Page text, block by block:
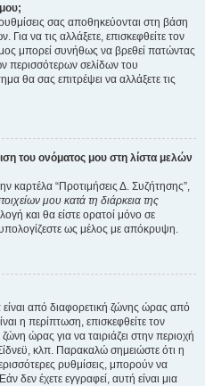
σας αποθηκεύονται στη βάση
να τις αλλάξετε, επισκεφθείτε τον
μπορεί συνήθως να βρεθεί πατώντας
περισσότερων σελίδων του
θα σας επιτρέψει να αλλάξετε τις
του ονόματος μου στη λίστα μελών
καρτέλα “Προτιμήσεις Δ. Συζήτησης”,
μου κατά τη διάρκεια της
και θα είστε ορατοί μόνο σε
υπολογίζεστε ως μέλος με απόκρυψη.
από διαφορετική ζώνης ώρας από
η περίπτωση, επισκεφθείτε τον
ώρας για να ταιριάζει στην περιοχή
κλπ. Παρακαλώ σημειώστε ότι η
ρυθμίσεις, μπορούν να
δεν έχετε εγγραφεί, αυτή είναι μια